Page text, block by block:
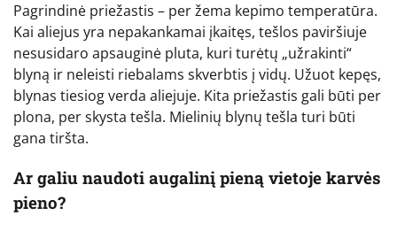
Pagrindinė priežastis – per žema kepimo temperatūra.
Kai aliejus yra nepakankamai įkaitęs, tešlos paviršiuje
nesusidaro apsauginė pluta, kuri turėtų „užrakinti“
blyną ir neleisti riebalams skverbtis į vidų. Užuot kepęs,
blynas tiesiog verda aliejuje. Kita priežastis gali būti per
plona, per skysta tešla. Mielinių blynų tešla turi būti
gana tiršta.
Ar galiu naudoti augalinį pieną vietoje karvės
pieno?